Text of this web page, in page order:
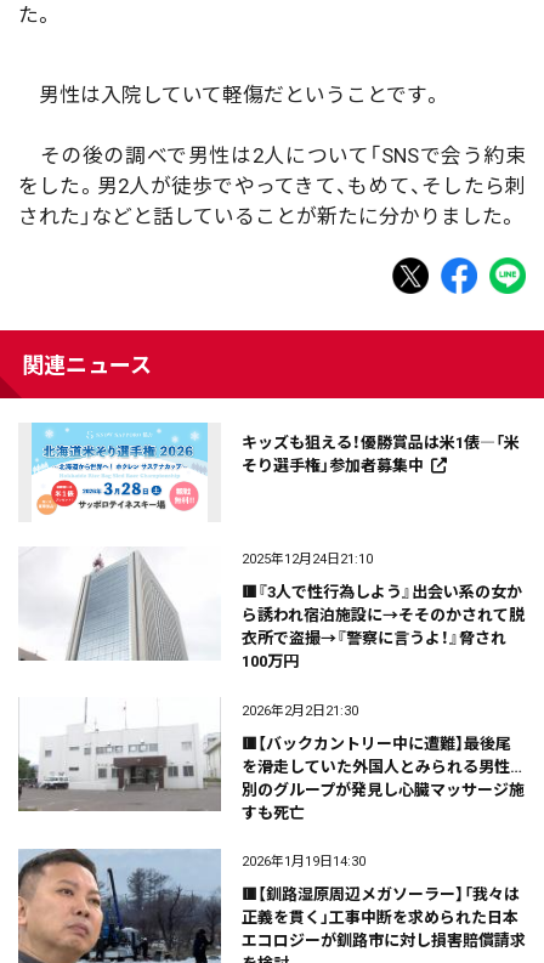
た。
男性は入院していて軽傷だということです。
その後の調べで男性は2人について「SNSで会う約束
をした。男2人が徒歩でやってきて、もめて、そしたら刺
された」などと話していることが新たに分かりました。
関連ニュース
キッズも狙える！優勝賞品は米1俵―「米
そり選手権」参加者募集中
2025年12月24日21:10
🟥『3人で性行為しよう』出会い系の女か
ら誘われ宿泊施設に→そそのかされて脱
衣所で盗撮→『警察に言うよ！』脅され
100万円
2026年2月2日21:30
🟥【バックカントリー中に遭難】最後尾
を滑走していた外国人とみられる男性…
別のグループが発見し心臓マッサージ施
すも死亡
2026年1月19日14:30
🟥【釧路湿原周辺メガソーラー】「我々は
正義を貫く」工事中断を求められた日本
エコロジーが釧路市に対し損害賠償請求